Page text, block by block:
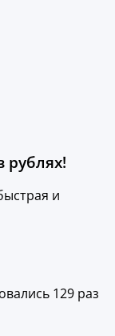
рублях!
и
129 раз